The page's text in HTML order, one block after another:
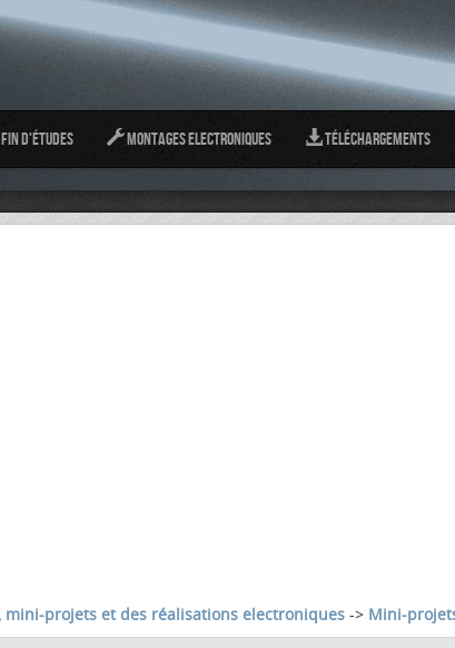
d'études Montages Electroniques Téléchargements
mini-projets et des réalisations electroniques -> Mini-